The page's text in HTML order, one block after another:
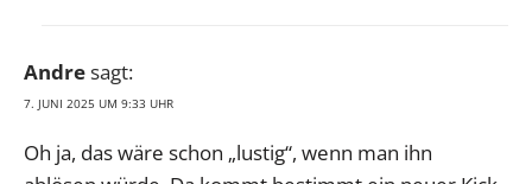
Andresagt:
7. JUNI 2025 UM 9:33 UHR
Oh ja, das wäre schon „lustig“, wenn man ihn